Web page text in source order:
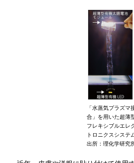
「水蒸気プラズマ
合」を用いた超薄
フレキシブルエレ
トロニクスシステ
出所：理化学研究